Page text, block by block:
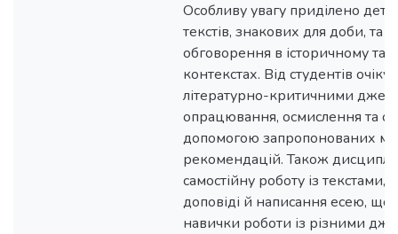
Особливу увагу приділено
текстів, знакових для доби, та
обговорення в історичному та
контекстах. Від студентів
літературно-критичними
опрацювання, осмислення та
допомогою запропонованих
рекомендацій. Також
самостійну роботу із текстами,
доповіді й написання есею, що
навички роботи із різними